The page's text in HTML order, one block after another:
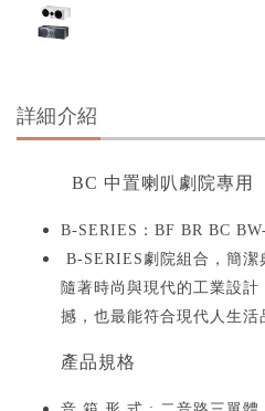
詳細介紹
BC 中置喇叭劇院專用​
B-SERIES：BF BR BC
B-SERIES劇院組合，簡潔
隨著時尚與現代的工業設
撼，也最能符合現代人生活
產品規格